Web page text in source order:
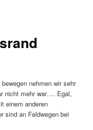
nehmen wir sehr
nicht mehr war…. Egal,
einem anderen
sind an Feldwegen bei